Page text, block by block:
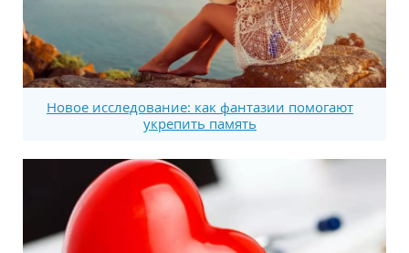
Новое исследование: как фантазии помогают
укрепить память